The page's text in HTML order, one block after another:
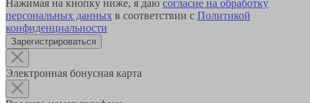
Нажимая на кнопку ниже, я даю согласие на обработку
персональных данных в соответствии с Политикой
конфиденциальности
Зарегистрироваться
Электронная бонусная карта